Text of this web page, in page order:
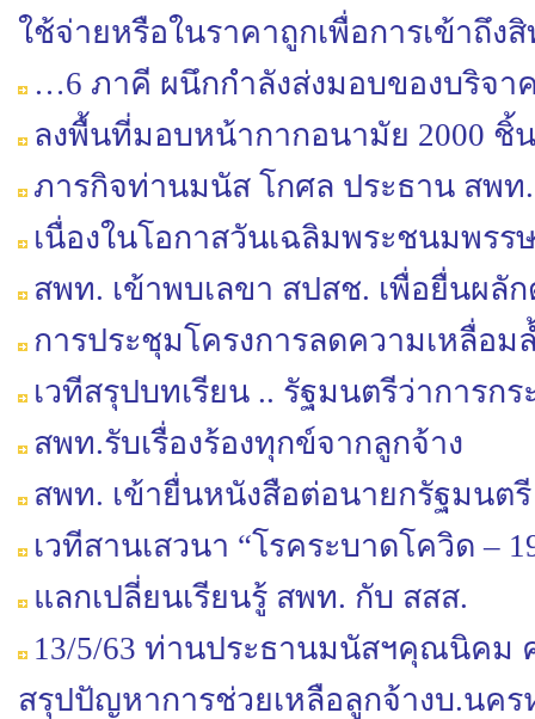
ใช้จ่ายหรือในราคาถูกเพื่อการเข้าถึ
…6 ภาคี ผนึกกำลังส่งมอบของบริจ
ลงพื้นที่มอบหน้ากากอนามัย 2000 ชิ้
ภารกิจท่านมนัส โกศล ประธาน สพท
เนื่องในโอกาสวันเฉลิมพระชนมพรร
สพท. เข้าพบเลขา สปสช. เพื่อยื่นผลั
การประชุมโครงการลดความเหลื่อม
เวทีสรุปบทเรียน .. รัฐมนตรีว่าการก
สพท.รับเรื่องร้องทุกข์จากลูกจ้าง
สพท. เข้ายื่นหนังสือต่อนายกรัฐมนต
เวทีสานเสวนา “โรคระบาดโควิด –
แลกเปลี่ยนเรียนรู้ สพท. กับ สสส.
13/5/63 ท่านประธานมนัสฯคุณนิคม
สรุปปัญหาการช่วยเหลือลูกจ้างบ.นค